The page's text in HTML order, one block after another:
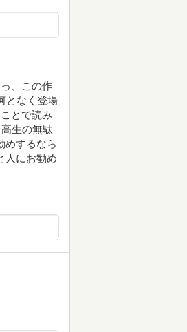
、この作
となく登場
とで読み
生の無駄
めするなら
人にお勧め